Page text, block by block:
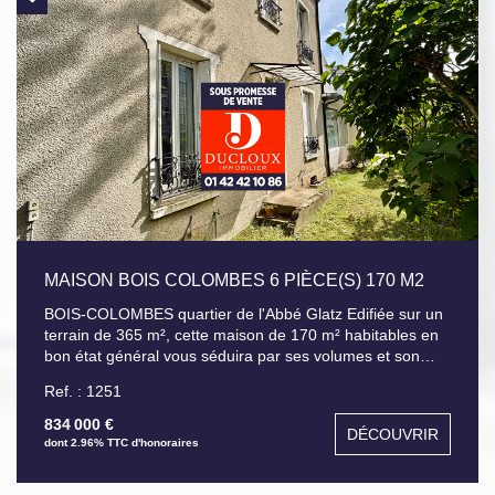
commodités.
MAISON BOIS COLOMBES 6 PIÈCE(S) 170 M2
BOIS-COLOMBES quartier de l'Abbé Glatz Edifiée sur un
terrain de 365 m², cette maison de 170 m² habitables en
bon état général vous séduira par ses volumes et son
entrée, une grande pièce de vie de 62 m² comprenant:
cuisine équipée ouverte, séjour, salon, une salle de bains,
un dressing, une chambre, WC. Au premier étage, palier,
2 chambres, dressing (pouvant être transformé en salle
d'eau); Au second étage, palier, salle d'eau + WC, 2
Ref. : 1251
834 000 €
dont 2.96% TTC d'honoraires DÉCOUVRIR